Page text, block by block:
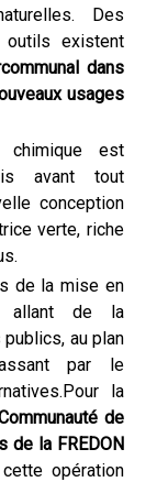
Des
outils existent
dans
usages
est
avant tout
conception
verte, riche
de la mise en
allant de la
au plan
par le
la
de
de la FREDON
opération